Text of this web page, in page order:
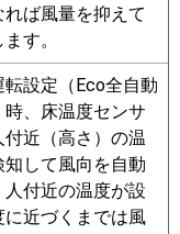
れば風量を抑えて
す。
転設定（Eco全自動
時、床温度センサ
付近（高さ）の温
知して風向を自動
人付近の温度が設
に近づくまでは風